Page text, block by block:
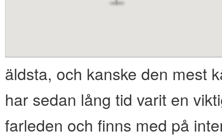
äldsta, och kanske den mest
har sedan lång tid varit en
farleden och finns med på